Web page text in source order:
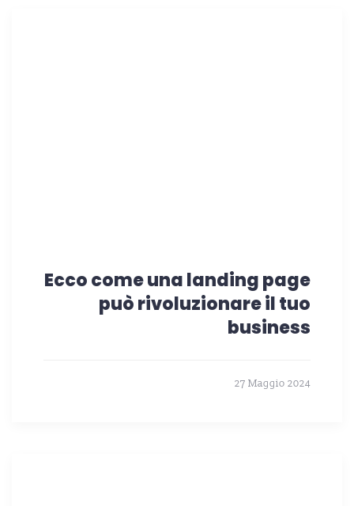
Ecco come una landing page
può rivoluzionare il tuo
business
27 Maggio 2024